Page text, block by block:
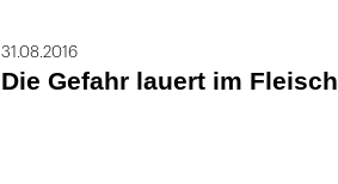
31.08.2016
Die Gefahr lauert im Fleisch